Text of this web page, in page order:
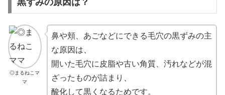
◎まるねこマ
マ
鼻や頬、あごなどにできる毛穴の黒ずみの主
な原因は、
開いた毛穴に皮脂や古い角質、汚れなどが混
ざったものが詰まり、
酸化して黒くなるためです。